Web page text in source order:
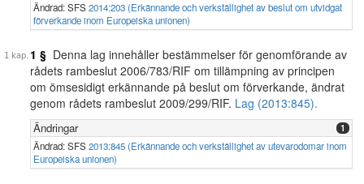
Ändrad: SFS2014:203 (Erkännande och verkställighet av beslut om utvidgat
förverkande inom Europeiska unionen)
1 § Denna lag innehåller bestämmelser för genomförande av
rådets rambeslut 2006/783/RIF om tillämpning av principen
om ömsesidigt erkännande på beslut om förverkande, ändrat
genom rådets rambeslut 2009/299/RIF. Lag (2013:845).
Ändringar 1
Ändrad: SFS2013:845 (Erkännande och verkställighet av utevarodomar inom
Europeiska unionen)